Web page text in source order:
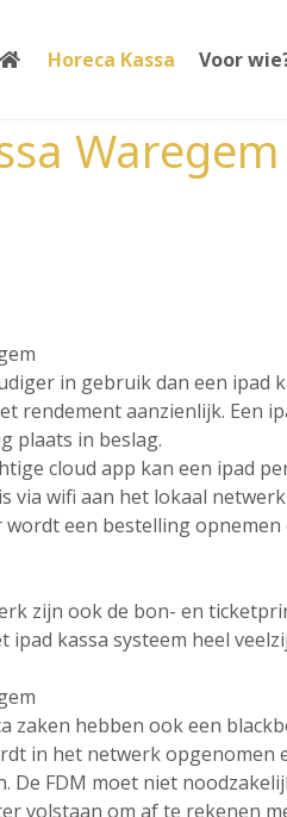
Horeca Kassa Voor
Waregem
in gebruik dan een ipad
rendement aanzienlijk. Een
plaats in beslag.
cloud app kan een ipad
via wifi aan het lokaal
een bestelling
zijn ook de bon- en
ipad kassa systeem heel
zaken hebben ook een
in het netwerk opgenomen
De FDM moet niet
volstaan om af te rekenen